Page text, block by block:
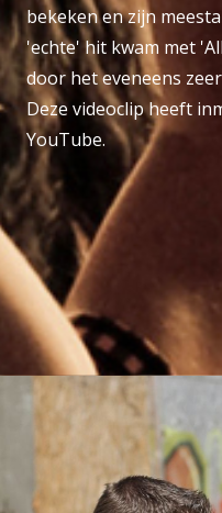
bekeken en zijn
'echte' hit kwam met
door het eveneens
Deze videoclip heeft
YouTube.